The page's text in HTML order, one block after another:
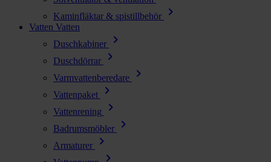
Kaminfläktar & spistillbehör chevron_right
Vatten Vatten
Duschkabiner
chevron_right
Duschdörrar chevron_right
Varmvattenberedare chevron_right
Vattenpaket chevron_right
Vattenrening chevron_right
Badrumsmöbler chevron_right
Armaturer chevron_right
chevron_right